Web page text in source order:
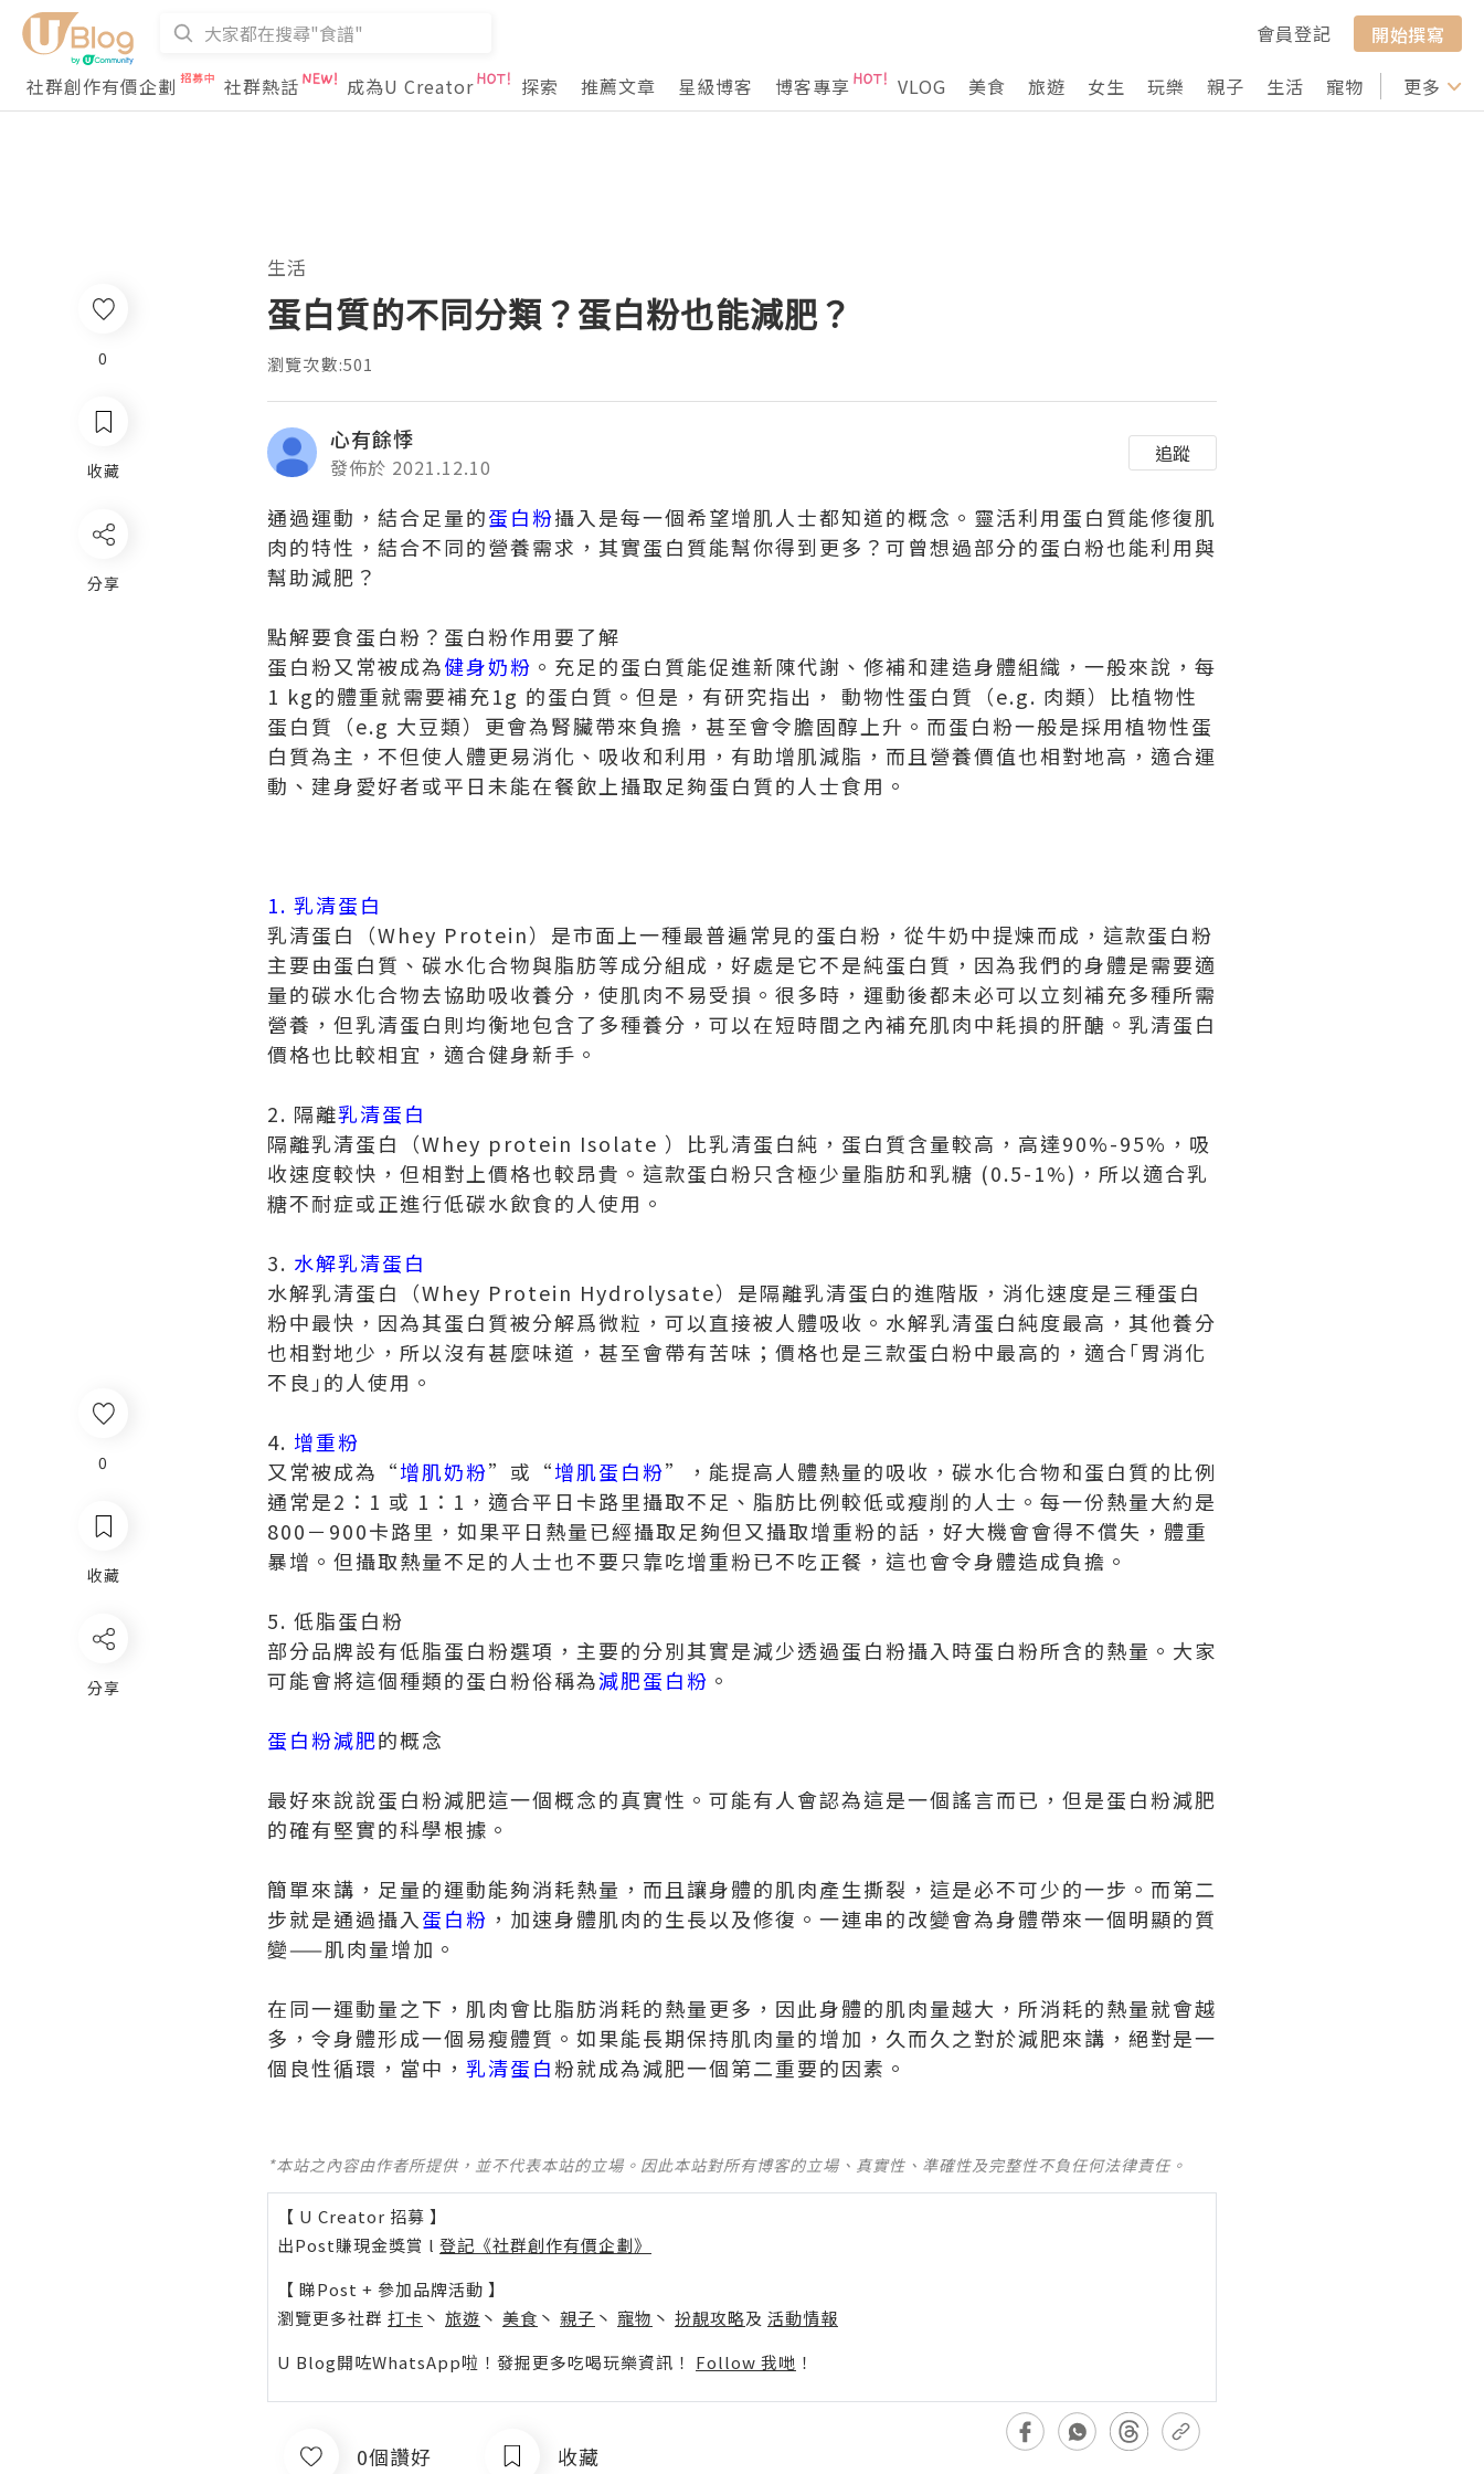
會員登記
開始撰寫
社群創作有價企劃
社群熱話 成為U Creator 探索 推薦文章 星級博客 博客專享 VLOG 美食 旅遊 女生 玩樂 親子 生活 寵物 行山 打卡
更多
0
收藏
分享
生活
蛋白質的不同分類？蛋白粉也能減肥？
瀏覽次數:501
心有餘悸
發佈於 2021.12.10
追蹤
通過運動，結合足量的蛋白粉攝入是每一個希望增肌人士都知道的概念。靈活利用蛋白質能修復肌
肉的特性，結合不同的營養需求，其實蛋白質能幫你得到更多？可曾想過部分的蛋白粉也能利用與
幫助減肥？
點解要食蛋白粉？蛋白粉作用要了解
蛋白粉又常被成為健身奶粉 。充足的蛋白質能促進新陳代謝、修補和建造身體組織，一般來說，每
1 kg的體重就需要補充1g 的蛋白質。但是，有研究指出， 動物性蛋白質（e.g. 肉類）比植物性
蛋白質（e.g 大豆類）更會為腎臟帶來負擔，甚至會令膽固醇上升。而蛋白粉一般是採用植物性蛋
白質為主，不但使人體更易消化、吸收和利用，有助增肌減脂，而且營養價值也相對地高，適合運
動、建身愛好者或平日未能在餐飲上攝取足夠蛋白質的人士食用。
1. 乳清蛋白
乳清蛋白（Whey Protein）是市面上一種最普遍常見的蛋白粉，從牛奶中提煉而成，這款蛋白粉
主要由蛋白質、碳水化合物與脂肪等成分組成，好處是它不是純蛋白質，因為我們的身體是需要適
量的碳水化合物去協助吸收養分，使肌肉不易受損。很多時，運動後都未必可以立刻補充多種所需
營養，但乳清蛋白則均衡地包含了多種養分，可以在短時間之內補充肌肉中耗損的肝醣。乳清蛋白
價格也比較相宜，適合健身新手。
2. 隔離乳清蛋白
隔離乳清蛋白（Whey protein Isolate ）比乳清蛋白純，蛋白質含量較高，高達90%-95%，吸
收速度較快，但相對上價格也較昂貴。這款蛋白粉只含極少量脂肪和乳糖 (0.5-1%)，所以適合乳
糖不耐症或正進行低碳水飲食的人使用。
3. 水解乳清蛋白
水解乳清蛋白（Whey Protein Hydrolysate）是隔離乳清蛋白的進階版，消化速度是三種蛋白
粉中最快，因為其蛋白質被分解爲微粒，可以直接被人體吸收。水解乳清蛋白純度最高，其他養分
也相對地少，所以沒有甚麼味道，甚至會帶有苦味；價格也是三款蛋白粉中最高的，適合｢胃消化
不良｣的人使用。
4. 增重粉
又常被成為“增肌奶粉”或“增肌蛋白粉”，能提高人體熱量的吸收，碳水化合物和蛋白質的比例
通常是2：1 或 1：1，適合平日卡路里攝取不足、脂肪比例較低或瘦削的人士。每一份熱量大約是
800－900卡路里，如果平日熱量已經攝取足夠但又攝取增重粉的話，好大機會會得不償失，體重
暴增。但攝取熱量不足的人士也不要只靠吃增重粉已不吃正餐，這也會令身體造成負擔。
5. 低脂蛋白粉
部分品牌設有低脂蛋白粉選項，主要的分別其實是減少透過蛋白粉攝入時蛋白粉所含的熱量。大家
可能會將這個種類的蛋白粉俗稱為減肥蛋白粉 。
蛋白粉減肥的概念
最好來說說蛋白粉減肥這一個概念的真實性。可能有人會認為這是一個謠言而已，但是蛋白粉減肥
的確有堅實的科學根據。
簡單來講，足量的運動能夠消耗熱量，而且讓身體的肌肉產生撕裂，這是必不可少的一步。而第二
步就是通過攝入 蛋白粉 ，加速身體肌肉的生長以及修復。一連串的改變會為身體帶來一個明顯的質
變——肌肉量增加。
在同一運動量之下，肌肉會比脂肪消耗的熱量更多，因此身體的肌肉量越大，所消耗的熱量就會越
多，令身體形成一個易瘦體質。如果能長期保持肌肉量的增加，久而久之對於減肥來講，絕對是一
個良性循環，當中， 乳清蛋白粉就成為減肥一個第二重要的因素。
*本站之內容由作者所提供，並不代表本站的立場。因此本站對所有博客的立場、真實性、準確性及完整性不負任何法律責任。
【 U Creator 招募 】
出Post賺現金獎賞 l 登記《社群創作有價企劃》
【 睇Post + 參加品牌活動 】
瀏覽更多社群 打卡 丶 旅遊 丶 美食 丶 親子 丶 寵物 丶 扮靚攻略及 活動情報
U Blog開咗WhatsApp啦！發掘更多吃喝玩樂資訊！ Follow 我哋 ！
0個讚好 收藏
0
收藏
分享